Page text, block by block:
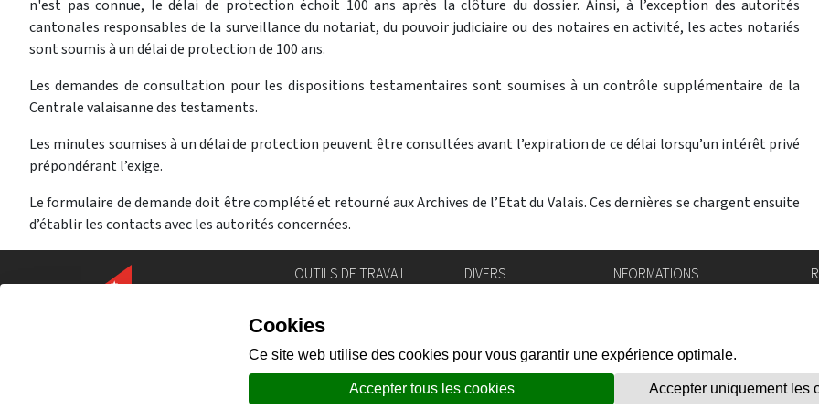
n'est pas connue, le délai de protection échoit 100 ans après la clôture du dossier. Ainsi, à l’exception des autorités
cantonales responsables de la surveillance du notariat, du pouvoir judiciaire ou des notaires en activité, les actes notariés
sont soumis à un délai de protection de 100 ans.
Les demandes de consultation pour les dispositions testamentaires sont soumises à un contrôle supplémentaire de la
Centrale valaisanne des testaments.
Les minutes soumises à un délai de protection peuvent être consultées avant l’expiration de ce délai lorsqu’un intérêt privé
prépondérant l’exige.
Le formulaire de demande doit être complété et retourné aux Archives de l’Etat du Valais. Ces dernières se chargent ensuite
d’établir les contacts avec les autorités concernées.
OUTILS DE TRAVAIL
Géoportail
Intranet
Portail des communes
DIVERS
INFORMATIONS
Mentions légales
Réseaux sociaux
Politique de confidentialité